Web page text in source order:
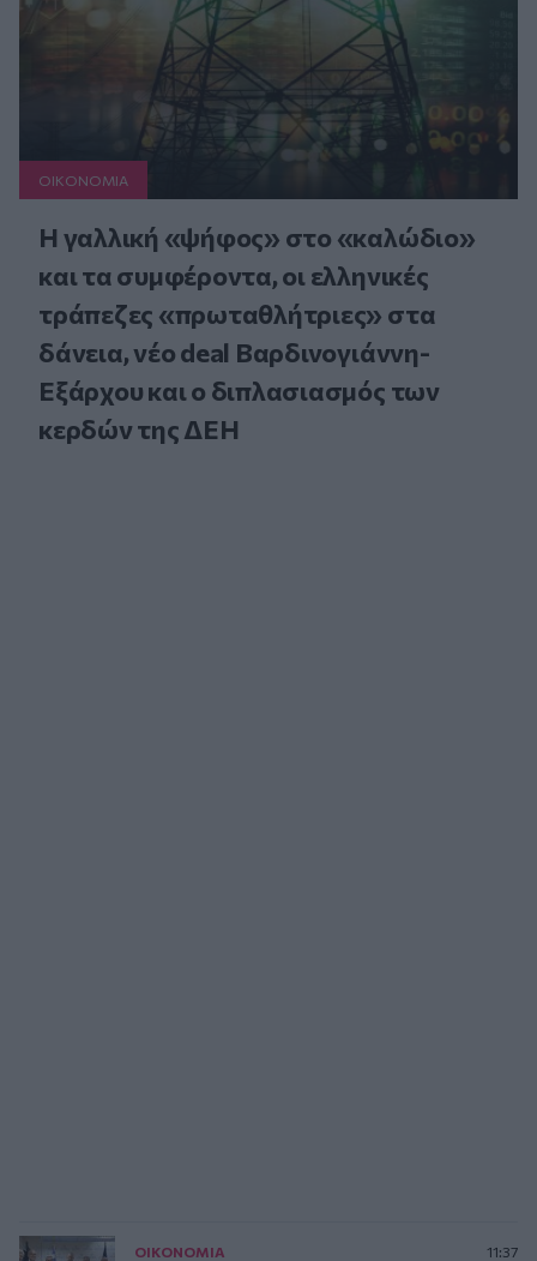
ΟΙΚΟΝΟΜΙΑ
Η γαλλική «ψήφος» στο «καλώδιο»
και τα συμφέροντα, οι ελληνικές
τράπεζες «πρωταθλήτριες» στα
δάνεια, νέο deal Βαρδινογιάννη-
Εξάρχου και ο διπλασιασμός των
κερδών της ΔΕΗ
ΟΙΚΟΝΟΜΙΑ 11:37